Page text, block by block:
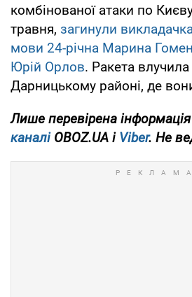
комбінованої атаки по
травня, загинули
мови 24-річна Марина
Юрій Орлов. Ракета
Дарницькому районі, де
Лише перевірена
каналіOBOZ.UA і Viber. Не